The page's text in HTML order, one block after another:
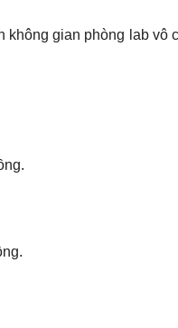
gian phòng lab vô